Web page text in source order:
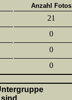
Anzahl Fotos
21
0
0
0